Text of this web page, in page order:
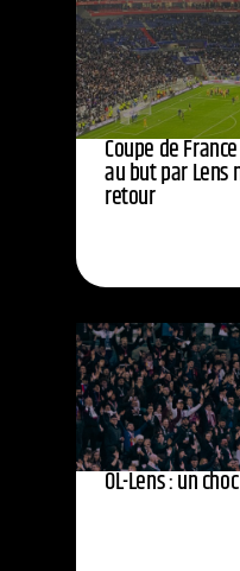
Coupe de
au but par Lens
retour
OL-Lens : un